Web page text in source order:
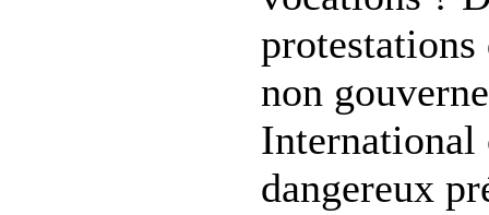
protestations
non
dangereux